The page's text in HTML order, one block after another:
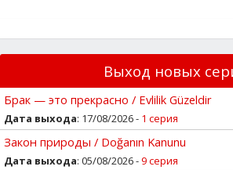
Выход новых
Брак — это прекрасно / Evlilik Güzeldir
Дата выхода: 17/08/2026 - 1 серия
Закон природы / Doğanın Kanunu
Дата выхода: 05/08/2026 -9 серия